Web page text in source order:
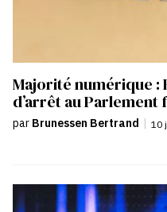
Majorité numérique :
d’arrêt au Parlement
par Brunessen Bertrand 10